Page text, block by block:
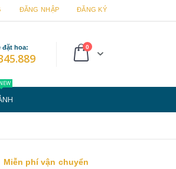
ĐĂNG NHẬP ĐĂNG KÝ
Cart
0sản
phẩm
hoa:
NEW
Miễn phí vận chuyển